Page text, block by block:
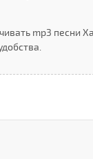
mp3 песни